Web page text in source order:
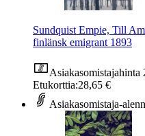
Sundquist Empie, Till
finlänsk emigrant 1893
Asiakasomistajahinta
Etukorttia:28,65 €
Asiakasomistaja-